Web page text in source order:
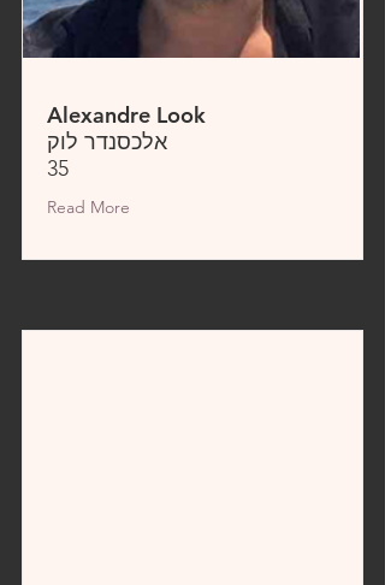
Alexandre Look
אלכסנדר לוק
35
Read More